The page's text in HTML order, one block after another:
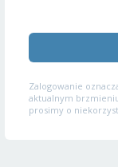
Zalogowanie
aktualnym
prosimy o